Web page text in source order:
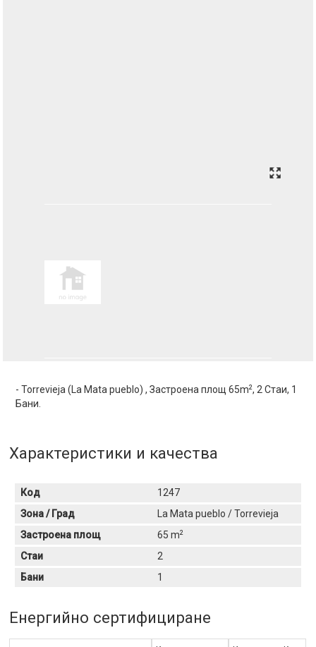
- Torrevieja (La Mata pueblo) , Застроена площ 65m2, 2 Стаи, 1
Бани.
Характеристики и качества
Код
1247
Зона / Град
La Mata pueblo / Torrevieja
Застроена площ
65 m2
Стаи
2
Бани
1
Енергийно сертифициране